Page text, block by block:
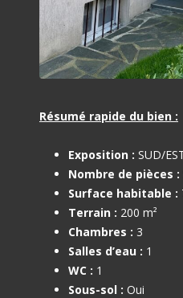
Résumé rapide du bien :
Exposition : SUD/
Nombre de pièces :
Surface habitable :
Terrain : 200 m²
Chambres : 3
Salles d’eau : 1
WC : 1
Sous-sol : Oui